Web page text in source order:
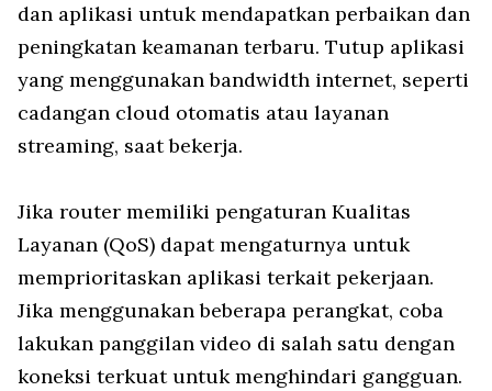
dan aplikasi untuk mendapatkan perbaikan dan
peningkatan keamanan terbaru. Tutup aplikasi
yang menggunakan bandwidth internet, seperti
cadangan cloud otomatis atau layanan
streaming, saat bekerja.
Jika router memiliki pengaturan Kualitas
Layanan (QoS) dapat mengaturnya untuk
memprioritaskan aplikasi terkait pekerjaan.
Jika menggunakan beberapa perangkat, coba
lakukan panggilan video di salah satu dengan
koneksi terkuat untuk menghindari gangguan.